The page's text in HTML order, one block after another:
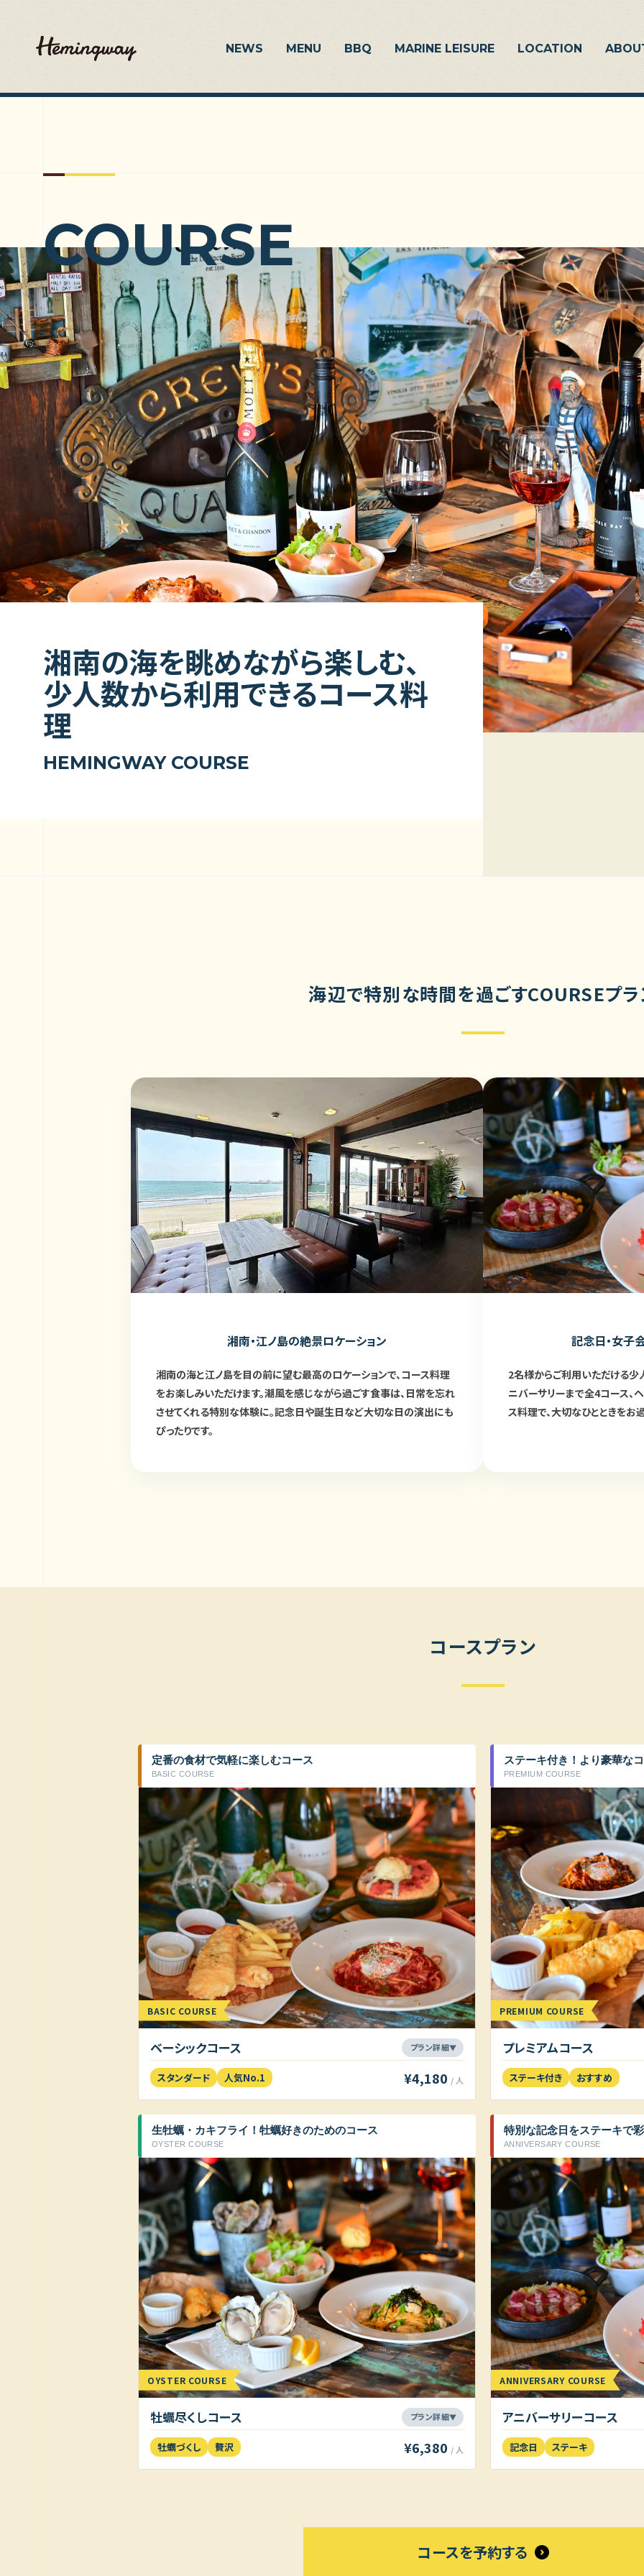
NEWS MENU BBQ MARINE LEISURE LOCATION
COURSE
湘南の海を眺めながら楽しむ、
少人数から利用できるコース料
理
HEMINGWAY COURSE
海辺で特別な時間を過ごすCOURSEプ
湘南・江ノ島の絶景ロケーション
湘南の海と江ノ島を目の前に望む最高のロケーションで、コース料理
をお楽しみいただけます。潮風を感じながら過ごす食事は、日常を忘れ
させてくれる特別な体験に。記念日や誕生日など大切な日の演出にも
ぴったりです。
記念日・女子
2名様からご利用いただける少
ニバーサリーまで全4コース、
ス料理で、大切なひとときをお
コースプラン
定番の食材で気軽に楽しむコース
BASIC COURSE
BASIC COURSE
ベーシックコース
スタンダード 人気No.1 ¥4,180 / 人
ステーキ付き！より豪華な
PREMIUM COURSE
PREMIUM COURSE
プレミアムコース
ステーキ付き おすすめ
生牡蠣・カキフライ！牡蠣好きのためのコース
OYSTER COURSE
OYSTER COURSE
牡蠣尽くしコース
牡蠣づくし 贅沢 ¥6,380 / 人
特別な記念日をステーキで
ANNIVERSARY COURSE
ANNIVERSARY COURSE
アニバーサリーコース
記念日 ステーキ
コースを予約する